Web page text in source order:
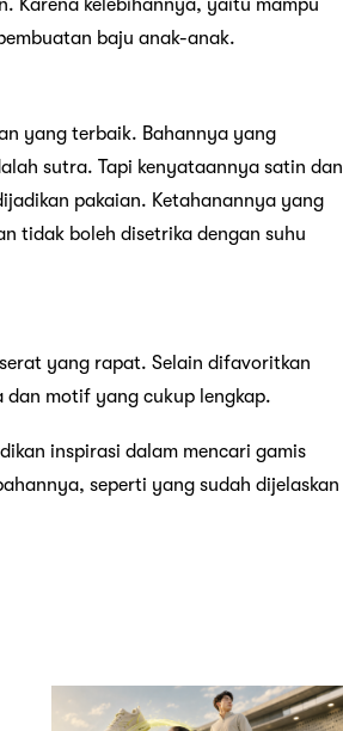
Karena kelebihannya, yaitu mampu
baju anak-anak.
yang terbaik. Bahannya yang
sutra. Tapi kenyataannya satin dan
pakaian. Ketahanannya yang
tidak boleh disetrika dengan suhu
yang rapat. Selain difavoritkan
motif yang cukup lengkap.
inspirasi dalam mencari gamis
seperti yang sudah dijelaskan